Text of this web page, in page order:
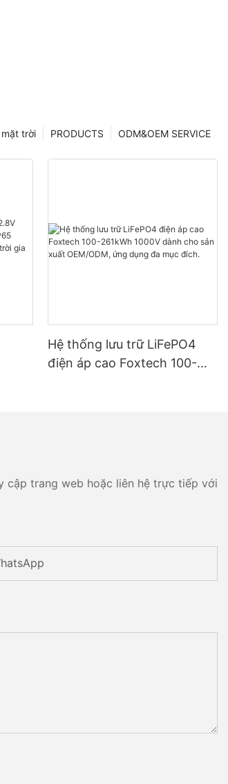
ODM&OEM SERVICE
PRODUCTS
trời
Hệ thống lưu trữ LiFePO4
điện áp cao Foxtech 100-
cập trang web hoặc liên hệ trực tiếp với